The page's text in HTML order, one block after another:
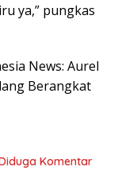
ya,” pungkas
News: Aurel
Berangkat
Komentar